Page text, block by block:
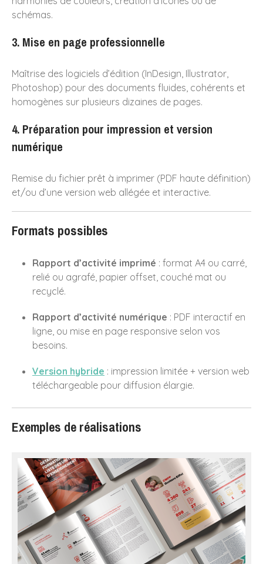
schémas.
3. Mise en page professionnelle
Maîtrise des logiciels d’édition (InDesign, Illustrator,
Photoshop) pour des documents fluides, cohérents et
homogènes sur plusieurs dizaines de pages.
4. Préparation pour impression et version
numérique
Remise du fichier prêt à imprimer (PDF haute définition)
et/ou d’une version web allégée et interactive.
Formats possibles
Rapport d’activité imprimé : format A4 ou carré,
relié ou agrafé, papier offset, couché mat ou
recyclé.
Rapport d’activité numérique : PDF interactif en
ligne, ou mise en page responsive selon vos
besoins.
Version hybride : impression limitée + version web
téléchargeable pour diffusion élargie.
Exemples de réalisations